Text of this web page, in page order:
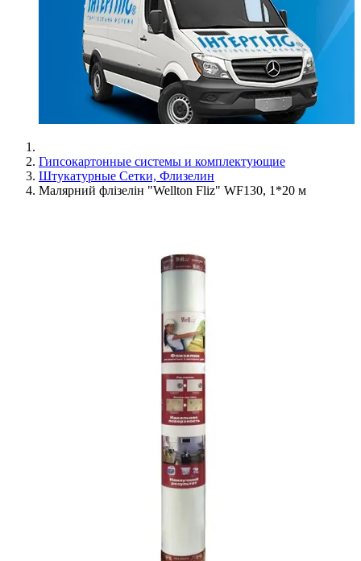
Гипсокартонные системы и комплектующие
Штукатурные Сетки, Флизелин
Малярний флізелін "Wellton Fliz" WF130, 1*20 м